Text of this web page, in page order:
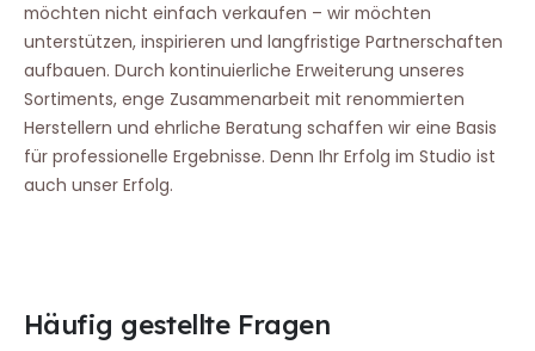
möchten nicht einfach verkaufen – wir möchten
unterstützen, inspirieren und langfristige Partnerschaften
aufbauen. Durch kontinuierliche Erweiterung unseres
Sortiments, enge Zusammenarbeit mit renommierten
Herstellern und ehrliche Beratung schaffen wir eine Basis
für professionelle Ergebnisse. Denn Ihr Erfolg im Studio ist
auch unser Erfolg.
Häufig gestellte Fragen